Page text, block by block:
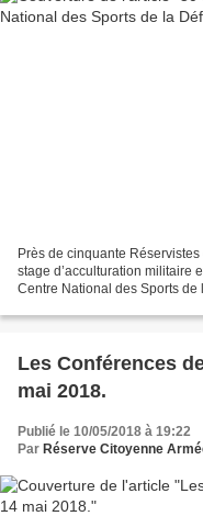
Près de cinquante
stage d’acculturation militaire
Centre National des Sports de
Les Conférences
mai 2018.
Publié le 10/05/2018 à 19:22
Par Réserve Citoyenne